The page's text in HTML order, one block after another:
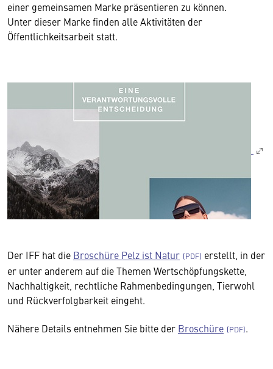
einer gemeinsamen Marke präsentieren zu können.
Unter dieser Marke finden alle Aktivitäten der
Öffentlichkeitsarbeit statt.
Der IFF hat die Broschüre Pelz ist Natur
erstellt, in der
er unter anderem auf die Themen Wertschöpfungskette,
Nachhaltigkeit, rechtliche Rahmenbedingungen, Tierwohl
und Rückverfolgbarkeit eingeht.
Nähere Details entnehmen Sie bitte der Broschüre .